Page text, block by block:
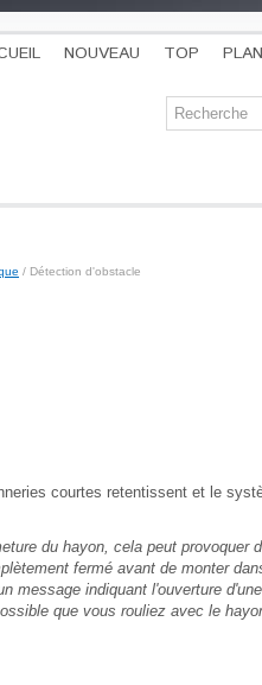
NOUVEAU TOP
/ Détection d'obstacle
courtes retentissent et le
du hayon, cela peut provoquer
fermé avant de monter
message indiquant l'ouverture
que vous rouliez avec le